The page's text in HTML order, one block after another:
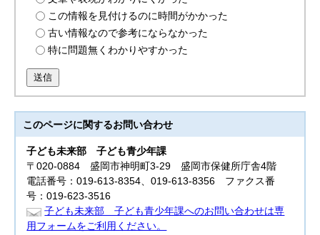
この情報を見付けるのに時間がかかった
古い情報なので参考にならなかった
特に問題無くわかりやすかった
送信
このページに関するお問い合わせ
子ども未来部子ども青少年課
〒020-0884 盛岡市神明町3-29 盛岡市保健所庁舎4階
電話番号：019-613-8354、019-613-8356 ファクス番
号：019-623-3516
子ども未来部 子ども青少年課へのお問い合わせは専
用フォームをご利用ください。